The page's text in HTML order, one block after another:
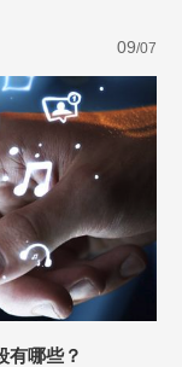
09/07
有哪些？